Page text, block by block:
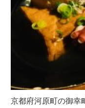
京都府河原町の御幸